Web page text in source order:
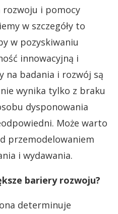
rozwoju i pomocy
w szczegóły to
w pozyskiwaniu
innowacyjną i
na badania i rozwój są
wynika tylko z braku
dysponowania
Może warto
przemodelowaniem
i wydawania.
bariery rozwoju?
determinuje